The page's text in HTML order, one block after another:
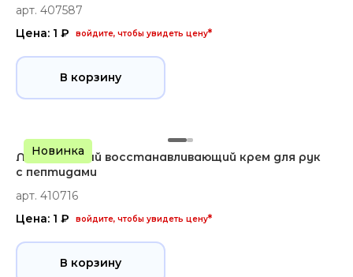
арт. 407587
Цена: 1 ₽
войдите, чтобы увидеть цену*
В корзину
Новинка
Ламеллярный восстанавливающий крем для рук
с пептидами
арт. 410716
Цена: 1 ₽
войдите, чтобы увидеть цену*
В корзину